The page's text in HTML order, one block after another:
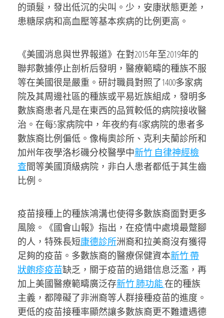
的頭髮，發出低沉的尖叫。少，安康狀態更差，
患糖尿病和高血壓等基本疾病的比例更高。
《美國消息與世界報道》在對2015年至2019年的
聯邦數據停止剖析后發明，醫療範疇的種族不服
等在美國很是嚴重。研討職員對照了1400多家病
院及其周邊社區的種族或平易近族組成，發明多
數族裔患者凡是在東西的品質較低的病院接收醫
治。在每5家病院中，年夜約有4家病院的患者多
數族裔比例偏低。像梅奧診所、克利夫蘭診所和
加州年夜學洛杉磯分校醫學中新竹 自律神經檢
查間等美國頂級病院，非白人患者都低于其生齒
比例。
疫苗接種上的種族鴻溝也使得多數族裔面對更多
風險。《國會山報》指出，在疫情中處境最蹩腳
的人，特殊長短康德診所洲裔和拉美裔沒有獲得
足夠的疫苗。多數族裔的醫療保健資本新竹 帶
狀皰疹疫苗缺乏，關于疫苗的過錯信息泛濫，再
加上美國醫療範疇廣泛存新竹 肺功能在的種族
主義，都障礙了非洲裔等人群接種疫苗的進度。
更低的疫苗接種率顯然讓多數族裔更不難遭遇德